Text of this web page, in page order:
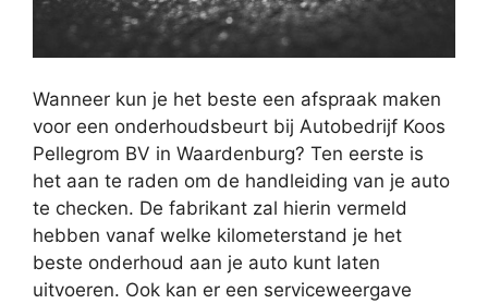
Wanneer kun je het beste een afspraak maken
voor een onderhoudsbeurt bij Autobedrijf Koos
Pellegrom BV in Waardenburg? Ten eerste is
het aan te raden om de handleiding van je auto
te checken. De fabrikant zal hierin vermeld
hebben vanaf welke kilometerstand je het
beste onderhoud aan je auto kunt laten
uitvoeren. Ook kan er een serviceweergave